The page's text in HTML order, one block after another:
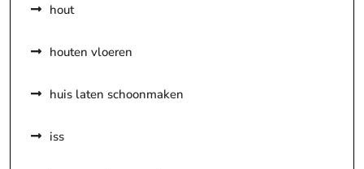
hout
houten vloeren
huis laten schoonmaken
iss